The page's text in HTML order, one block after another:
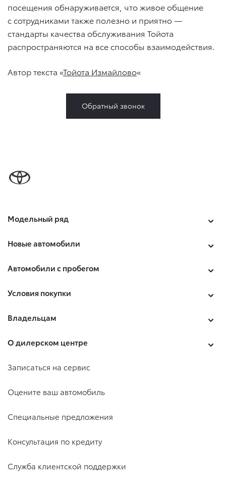
посещения обнаруживается, что живое общение
с сотрудниками также полезно и приятно —
стандарты качества обслуживания Тойота
распространяются на все способы взаимодействия.
Автор текста «Тойота Измайлово«
Обратный звонок
Модельный ряд
Новые автомобили
Автомобили с пробегом
Условия покупки
Владельцам
О дилерском центре
Записаться на сервис
Оцените ваш автомобиль
Специальные предложения
Консультация по кредиту
Служба клиентской поддержки